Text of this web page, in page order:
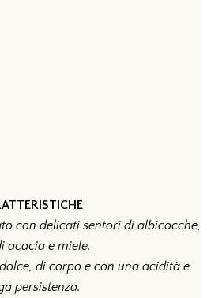
con delicati sentori di albicocche,
acacia e miele.
di corpo e con una acidità e
persistenza.